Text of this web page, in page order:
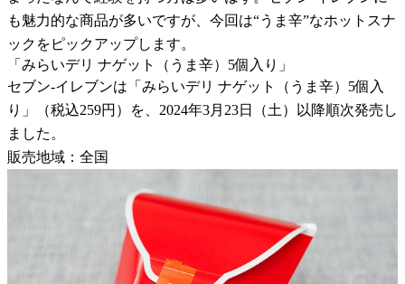
も魅力的な商品が多いですが、今回は“うま辛”なホットスナ
ックをピックアップします。
「みらいデリ ナゲット（うま辛）5個入り」
セブン-イレブンは「みらいデリ ナゲット（うま辛）5個入
り」（税込259円）を、2024年3月23日（土）以降順次発売し
ました。
販売地域：全国